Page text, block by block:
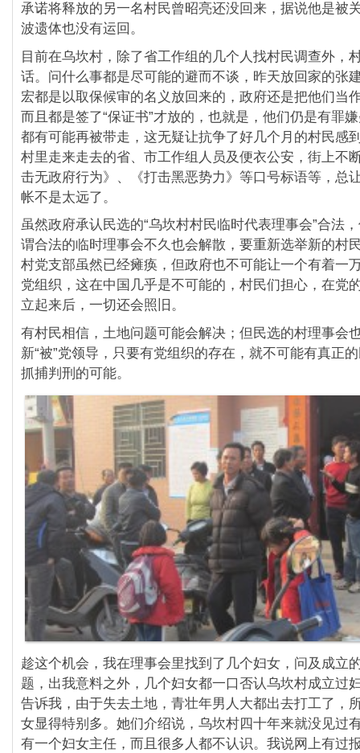
承诺将释放的另一名村民曾昭亮还没回来，据说他是被
波遗体也没有运回。
目前在乌坎村，除了省工作组的几个人找村民调查外，
话。问什么事都是尽可能的避而不谈，昨天放回家的张
宏都是以取保候审的名义放回来的，政府还是把他们当
而且都是签了“保证书”才放的，也就是，他们仍是有罪
都有可能再被带走，这无疑让抗争了好几个月的村民感
村里走来走去的省、市工作组人员及便衣公安，街上不
击无政府行为》、《打击黑恶势力》等口号标语等，总
帐不是太远了。
虽然政府承认民选的“乌坎村村民临时代表理事会”合法
谓合法的临时理事会不久也会解散，要重新选举新的村
村党支部虽然已经瘫痪，但政府也不可能让一个有着一
党组织，这在中国几乎是不可能的，村民们担心，在党
立起来后，一切还会照旧。
有村民相信，土地问题可能会解决；但民选的村理事会
新“被”党领导，只要有党组织的存在，就不可能有真正
抓捕判刑的可能。
趁这个机会，我在理事会里找到了几个妇女，问及成立
题，出我意料之外，几个妇女都一口否认乌坎村成立过
告诉我，由于失去土地，青壮年男人大都出去打工了，
女显得特别多。她们介绍说，乌坎村四十年来就没见过
有一个妇女主任，而且很多人都不认识。我说网上有过